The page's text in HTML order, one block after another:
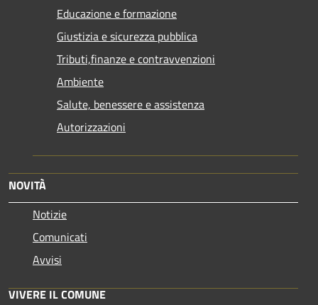
Educazione e formazione
Giustizia e sicurezza pubblica
Tributi,finanze e contravvenzioni
Ambiente
Salute, benessere e assistenza
Autorizzazioni
NOVITÀ
Notizie
Comunicati
Avvisi
VIVERE IL COMUNE